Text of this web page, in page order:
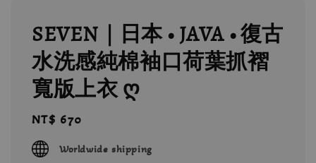
SEVEN｜日本 • JAVA • 復古
水洗感純棉袖口荷葉抓褶
寬版上衣 ღ
Regular
price
NT$ 670
Worldwide shipping